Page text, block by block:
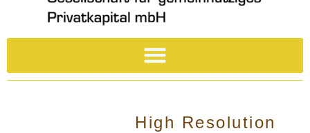
High Resolution